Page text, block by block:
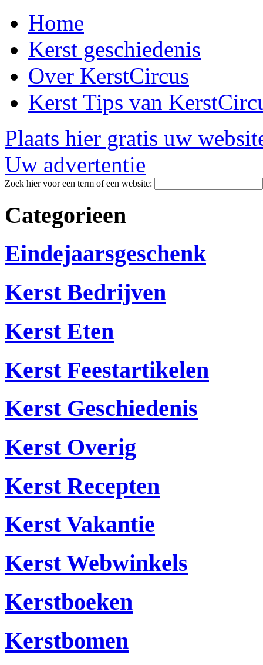
Home
Kerst geschiedenis
Over KerstCircus
Kerst Tips van
Plaats hier gratis uw
Uw advertentie
Zoek hier voor een term of een website:
Categorieen
Eindejaarsgeschenk
Kerst Bedrijven
Kerst Eten
Kerst Feestartikelen
Kerst Geschiedenis
Kerst Overig
Kerst Recepten
Kerst Vakantie
Kerst Webwinkels
Kerstboeken
Kerstbomen